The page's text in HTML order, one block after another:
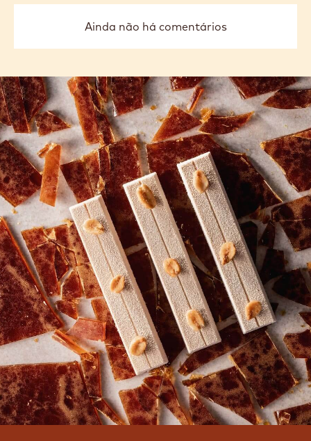
Ainda não há comentários